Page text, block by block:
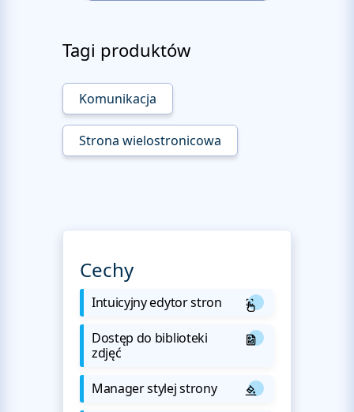
Tagi produktów
Komunikacja
Strona wielostronicowa
Cechy
Intuicyjny edytor stron
Dostęp do biblioteki
zdjęć
Manager stylej strony